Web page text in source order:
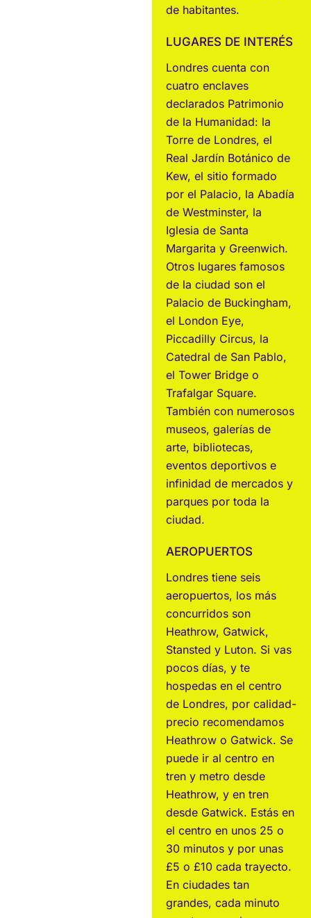
de habitantes.
LUGARES DE INTERÉS
Londres cuenta con
cuatro enclaves
declarados Patrimonio
de la Humanidad: la
Torre de Londres, el
Real Jardín Botánico de
Kew, el sitio formado
por el Palacio, la Abadía
de Westminster, la
Iglesia de Santa
Margarita y Greenwich.​
Otros lugares famosos
de la ciudad son el
Palacio de Buckingham,
el London Eye,
Piccadilly Circus, la
Catedral de San Pablo,
el Tower Bridge o
Trafalgar Square.
También con numerosos
museos, galerías de
arte, bibliotecas,
eventos deportivos e
infinidad de mercados y
parques por toda la
ciudad.
AEROPUERTOS
Londres tiene seis
aeropuertos, los más
concurridos son
Heathrow, Gatwick,
Stansted y Luton. Si vas
pocos días, y te
hospedas en el centro
de Londres, por calidad-
precio recomendamos
Heathrow o Gatwick. Se
puede ir al centro en
tren y metro desde
Heathrow, y en tren
desde Gatwick. Estás en
el centro en unos 25 o
30 minutos y por unas
£5 o £10 cada trayecto.
En ciudades tan
grandes, cada minuto